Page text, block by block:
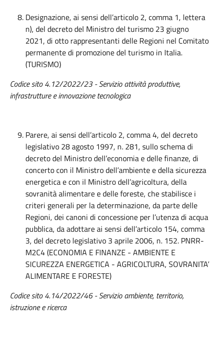
Designazione, ai sensi dell’articolo 2, comma 1, lettera
n), del decreto del Ministro del turismo 23 giugno
2021, di otto rappresentanti delle Regioni nel Comitato
permanente di promozione del turismo in Italia.
(TURISMO)
Codice sito 4.12/2022/23 - Servizio attività produttive,
infrastrutture e innovazione tecnologica
Parere, ai sensi dell’articolo 2, comma 4, del decreto
legislativo 28 agosto 1997, n. 281, sullo schema di
decreto del Ministro dell’economia e delle finanze, di
concerto con il Ministro dell’ambiente e della sicurezza
energetica e con il Ministro dell’agricoltura, della
sovranità alimentare e delle foreste, che stabilisce i
criteri generali per la determinazione, da parte delle
Regioni, dei canoni di concessione per l’utenza di acqua
pubblica, da adottare ai sensi dell’articolo 154, comma
3, del decreto legislativo 3 aprile 2006, n. 152. PNRR-
M2C4 (ECONOMIA E FINANZE - AMBIENTE E
SICUREZZA ENERGETICA - AGRICOLTURA, SOVRANITA’
ALIMENTARE E FORESTE)
Codice sito 4.14/2022/46 - Servizio ambiente, territorio,
istruzione e ricerca